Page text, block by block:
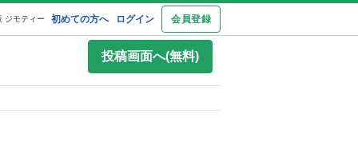
初めての方へ ログイン 会員登録
ジモティー
投稿画面へ(無料)